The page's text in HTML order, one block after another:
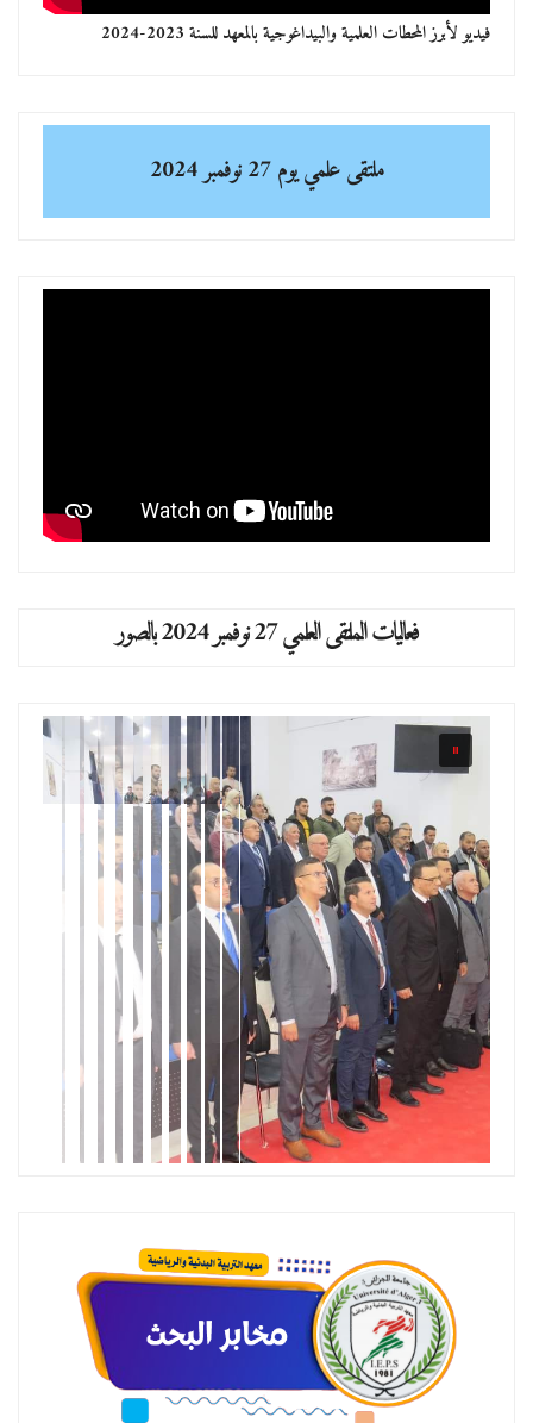
فيديو لأبرز المحطات العلمية والبيداغوجية بالمعهد للسنة 2023-2024
ملتقى علمييوم 27 نوفمبر 2024
فعاليات الملتقى العلمي 27 نوفمبر 2024 بالصور